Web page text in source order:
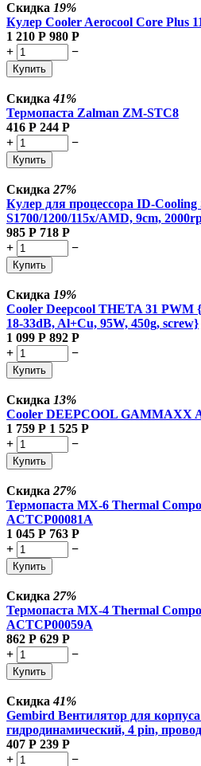
Скидка 19%
Кулер Cooler Aerocool Core Plus
1 210 Р 980 Р
+
−
Купить
Скидка41%
Термопаста Zalman ZM-STC8
416 Р 244 Р
+
−
Купить
Скидка 27%
Кулер для процессора ID-Cooling
S1700/1200/115x/AMD, 9cm,
985 Р 718 Р
+
−
Купить
Скидка 19%
Cooler Deepcool THETA 31 PWM
18-33dB, Al+Cu, 95W, 450g, screw}
1 099 Р 892 Р
+
−
Купить
Скидка 13%
Cooler DEEPCOOL GAMMAXX
1 759 Р 1 525 Р
+
−
Купить
Скидка 27%
Термопаста MX-6 Thermal
ACTCP00081A
1 045 Р 763 Р
+
−
Купить
Скидка 27%
Термопаста MX-4 Thermal
ACTCP00059A
862 Р 629 Р
+
−
Купить
Скидка41%
Gembird Вентилятор для
гидродинамический, 4 pin,
407 Р 239 Р
+
−